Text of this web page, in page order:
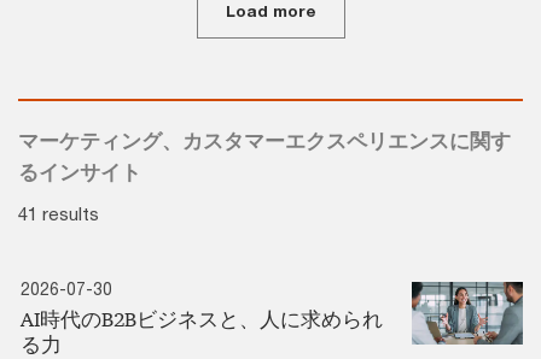
Load more
マーケティング、カスタマーエクスペリエンスに関す
るインサイト
41 results
2026-07-30
AI時代のB2Bビジネスと、人に求められ
る力